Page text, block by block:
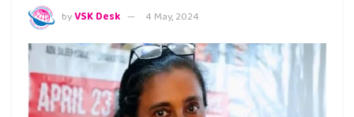
byVSK Desk 4 May, 2024